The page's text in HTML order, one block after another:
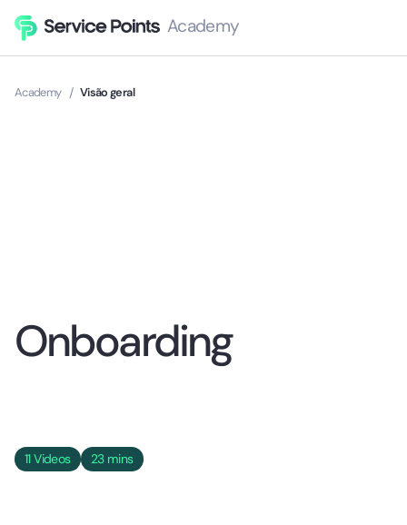
Academy
Academy / Visão geral
Onboarding
11 Videos 23 mins